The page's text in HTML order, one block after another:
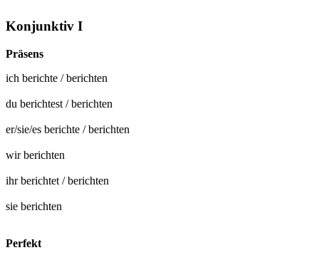
Konjunktiv I
Präsens
ich berichte /berichten
du berichtest /berichten
er/sie/es berichte /berichten
wirberichten
ihrberichtet /berichten
sie berichten
Perfekt